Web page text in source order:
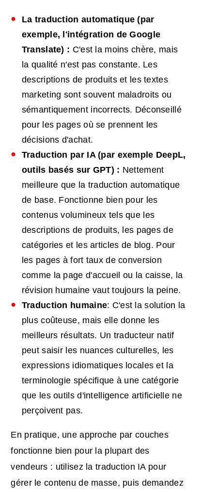
La traduction automatique (par
exemple, l'intégration de Google
Translate) : C'est la moins chère, mais
la qualité n'est pas constante. Les
descriptions de produits et les textes
marketing sont souvent maladroits ou
sémantiquement incorrects. Déconseillé
pour les pages où se prennent les
décisions d'achat.
Traduction par IA(par exemple DeepL,
outils basés sur GPT) : Nettement
meilleure que la traduction automatique
de base. Fonctionne bien pour les
contenus volumineux tels que les
descriptions de produits, les pages de
catégories et les articles de blog. Pour
les pages à fort taux de conversion
comme la page d'accueil ou la caisse, la
révision humaine vaut toujours la peine.
Traduction humaine: C'est la solution la
plus coûteuse, mais elle donne les
meilleurs résultats. Un traducteur natif
peut saisir les nuances culturelles, les
expressions idiomatiques locales et la
terminologie spécifique à une catégorie
que les outils d'intelligence artificielle ne
perçoivent pas.
En pratique, une approche par couches
fonctionne bien pour la plupart des
vendeurs : utilisez la traduction IA pour
gérer le contenu de masse, puis demandez